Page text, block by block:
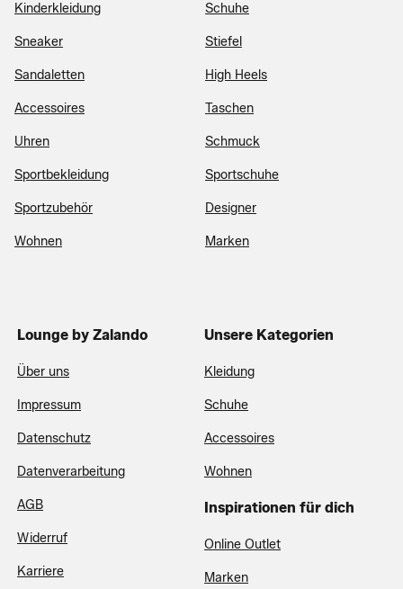
Kinderkleidung Schuhe
Sneaker Stiefel
Sandaletten High Heels
Accessoires Taschen
Uhren Schmuck
Sportbekleidung Sportschuhe
Sportzubehör Designer
Wohnen Marken
Lounge by Zalando
Über uns
Impressum
Datenschutz
Datenverarbeitung
AGB
Widerruf
Karriere
Unsere Kategorien
Kleidung
Schuhe
Accessoires
Wohnen
Inspirationen für dich
Online Outlet
Marken